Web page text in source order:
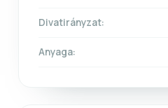
Divatirányzat:
Anyaga: